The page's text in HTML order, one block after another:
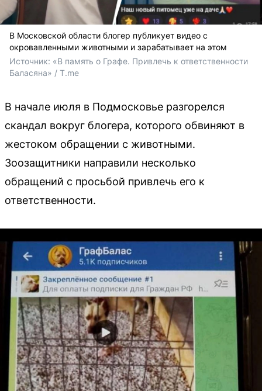
В Московской области блогер публикует видео с
окровавленными животными и зарабатывает на этом
Источник: «В память о Графе. Привлечь к ответственности
Баласяна» / T.me
В начале июля в Подмосковье разгорелся
скандал вокруг блогера, которого обвиняют в
жестоком обращении с животными.
Зоозащитники направили несколько
обращений с просьбой привлечь его к
ответственности.